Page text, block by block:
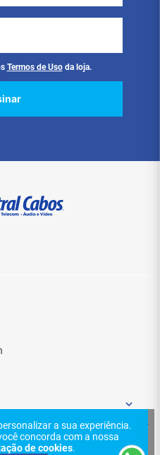
a sua experiência.
concorda com a nossa
de cookies.
Termos de Uso da loja.